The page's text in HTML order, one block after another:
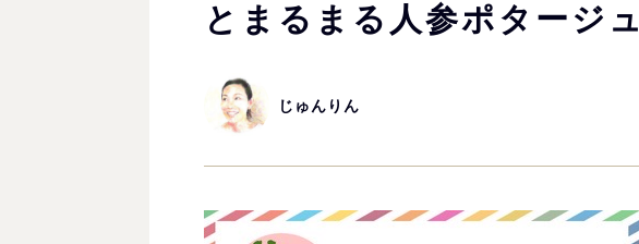
とまるまる人参ポタージュ
じゅんりん